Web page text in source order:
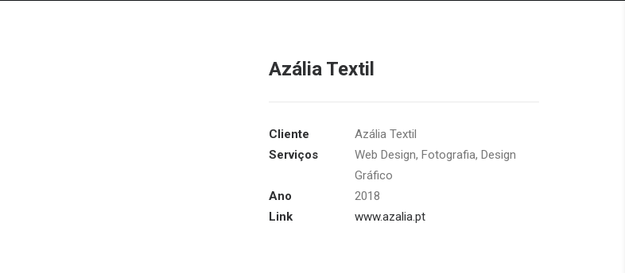
Azália Textil
Cliente
Azália Textil
Serviços
Web Design, Fotografia, Design
Gráfico
Ano
2018
Link
www.azalia.pt